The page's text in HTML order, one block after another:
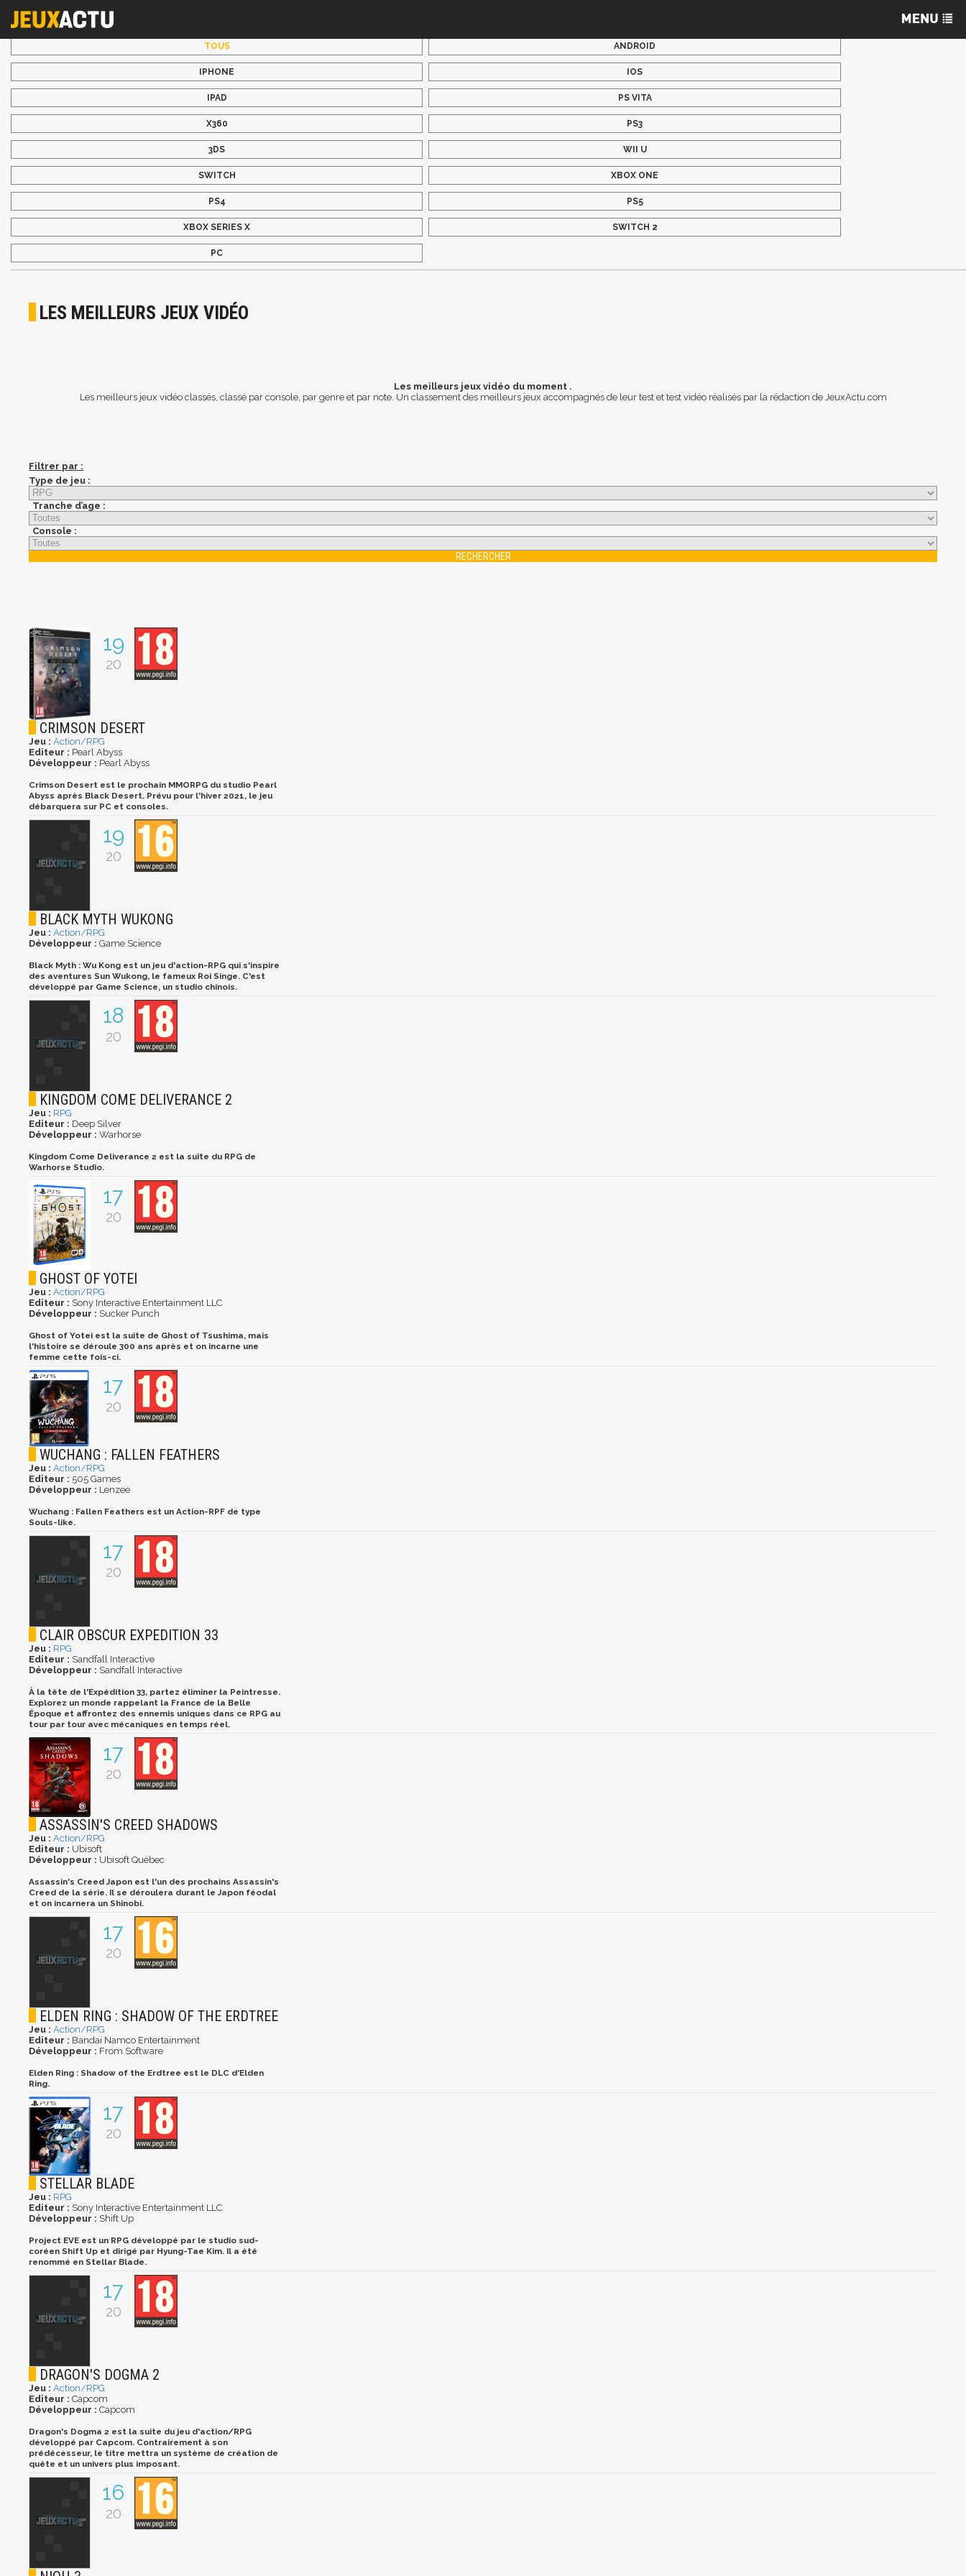
TOUS ANDROID
IPHONE IOS
IPAD PS VITA
X360 PS3
3DS WII U
SWITCH XBOX ONE
PS4 PS5
XBOX SERIES X SWITCH 2
PC
LES MEILLEURS JEUX VIDÉO
Les meilleurs jeux vidéo du moment .
Les meilleurs jeux vidéo classés, classé par console, par genre et par note. Un classement des meilleurs jeux accompagnés de leur test et test vidéo réalisés par la rédaction de JeuxActu.com
Filtrer par :
Type de jeu :
Tranche d’age :
Console :
19
20
CRIMSON DESERT
Jeu : Action/RPG
Editeur : Pearl Abyss
Développeur : Pearl Abyss
Crimson Desert est le prochain MMORPG du studio Pearl
Abyss après Black Desert. Prévu pour l'hiver 2021, le jeu
débarquera sur PC et consoles.
19
20
BLACK MYTH WUKONG
Jeu : Action/RPG
Développeur : Game Science
Black Myth : Wu Kong est un jeu d'action-RPG qui s'inspire
des aventures Sun Wukong, le fameux Roi Singe. C'est
développé par Game Science, un studio chinois.
18
20
KINGDOM COME DELIVERANCE 2
Jeu : RPG
Editeur : Deep Silver
Développeur : Warhorse
Kingdom Come Deliverance 2 est la suite du RPG de
Warhorse Studio.
17
20
GHOST OF YOTEI
Jeu : Action/RPG
Editeur : Sony Interactive Entertainment LLC
Développeur : Sucker Punch
Ghost of Yotei est la suite de Ghost of Tsushima, mais
l'histoire se déroule 300 ans après et on incarne une
femme cette fois-ci.
17
20
WUCHANG : FALLEN FEATHERS
Jeu : Action/RPG
Editeur : 505 Games
Développeur : Lenzee
Wuchang : Fallen Feathers est un Action-RPF de type
Souls-like.
17
20
CLAIR OBSCUR EXPEDITION 33
Jeu : RPG
Editeur : Sandfall Interactive
Développeur : Sandfall Interactive
À la tête de l'Expédition 33, partez éliminer la Peintresse.
Explorez un monde rappelant la France de la Belle
Époque et affrontez des ennemis uniques dans ce RPG au
tour par tour avec mécaniques en temps réel.
17
20
ASSASSIN'S CREED SHADOWS
Jeu : Action/RPG
Editeur : Ubisoft
Développeur : Ubisoft Québec
Assassin's Creed Japon est l'un des prochains Assassin's
Creed de la série. Il se déroulera durant le Japon féodal
et on incarnera un Shinobi.
17
20
ELDEN RING : SHADOW OF THE ERDTREE
Jeu : Action/RPG
Editeur : Bandai Namco Entertainment
Développeur : From Software
Elden Ring : Shadow of the Erdtree est le DLC d'Elden
Ring.
17
20
STELLAR BLADE
Jeu : RPG
Editeur : Sony Interactive Entertainment LLC
Développeur : Shift Up
Project EVE est un RPG développé par le studio sud-
coréen Shift Up et dirigé par Hyung-Tae Kim. Il a été
renommé en Stellar Blade.
17
20
DRAGON'S DOGMA 2
Jeu : Action/RPG
Editeur : Capcom
Développeur : Capcom
Dragon's Dogma 2 est la suite du jeu d'action/RPG
développé par Capcom. Contrairement à son
prédécesseur, le titre mettra un système de création de
quête et un univers plus imposant.
16
20